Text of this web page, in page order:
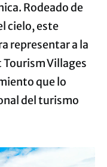
Rodeado de
cielo, este
representar a la
Villages
que lo
del turismo